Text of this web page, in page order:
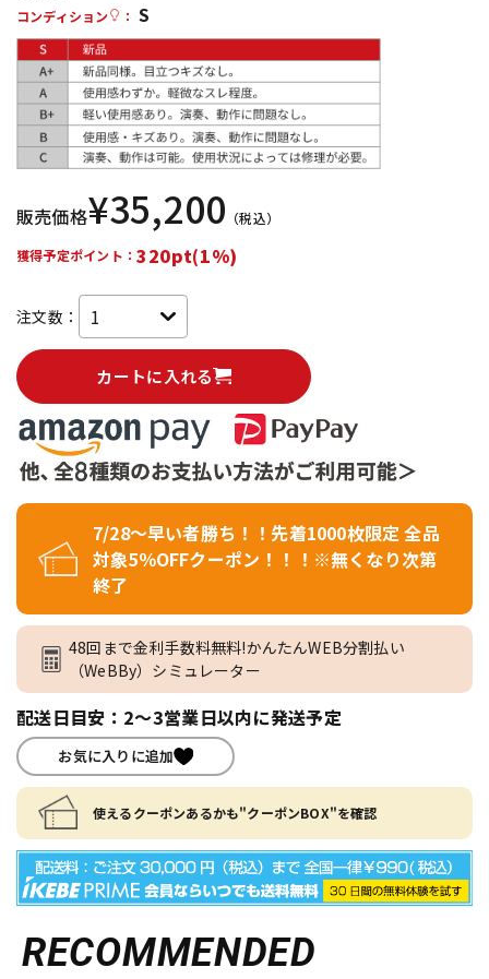
中古 ヴィンテージ
コンディション
： S
販売価格¥35,200 （税込）
獲得予定ポイント：320pt(1%)
注文数：
カートに入れる
7/28～早い者勝ち！！先着1000枚限定 全品
対象5％OFFクーポン！！！※無くなり次第
終了
48回まで金利手数料無料!かんたんWEB分割払い
（WeBBy）シミュレーター
配送日目安：2～3営業日以内に発送予定
お気に入りに追加
使えるクーポンあるかも"クーポンBOX"を確認
RECOMMENDED